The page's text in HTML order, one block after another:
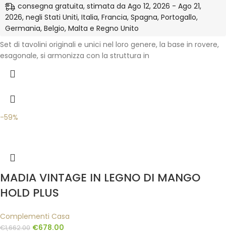
consegna gratuita, stimata da Ago 12, 2026 - Ago 21,
2026, negli Stati Uniti, Italia, Francia, Spagna, Portogallo,
Germania, Belgio, Malta e Regno Unito
Set di tavolini originali e unici nel loro genere, la base in rovere,
esagonale, si armonizza con la struttura in
-59%
MADIA VINTAGE IN LEGNO DI MANGO
HOLD PLUS
Complementi Casa
€1,662.00 €678.00